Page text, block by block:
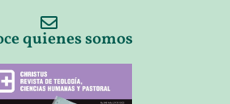
quienes somos